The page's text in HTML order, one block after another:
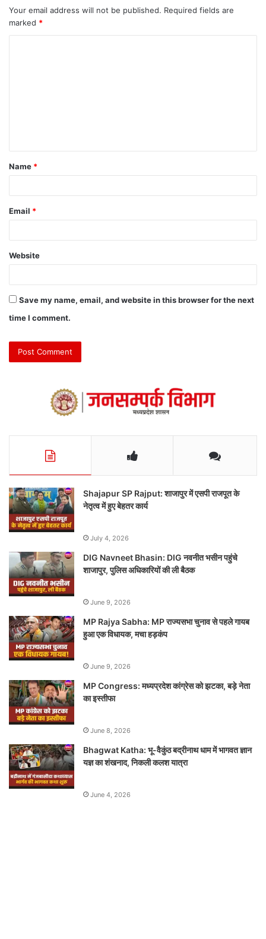
Your email address will not be published. Required fields are
marked *
Name *
Email *
Website
Save my name, email, and website in this browser for the next
time I comment.
Shajapur SP Rajput: शाजापुर में एसपी राजपूत के
नेतृत्व में हुए बेहतर कार्य
July 4, 2026
DIG Navneet Bhasin: DIG नवनीत भसीन पहुंचे
शाजापुर, पुलिस अधिकारियों की ली बैठक
June 9, 2026
MP Rajya Sabha: MP राज्यसभा चुनाव से पहले गायब
हुआ एक विधायक, मचा हड़कंप
June 9, 2026
MP Congress: मध्यप्रदेश कांग्रेस को झटका, बड़े नेता
का इस्तीफा
June 8, 2026
Bhagwat Katha: भू-वैकुंठ बद्रीनाथ धाम में भागवत ज्ञान
यज्ञ का शंखनाद, निकली कलश यात्रा
June 4, 2026